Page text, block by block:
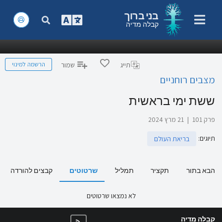
בני ברוך
קבלה מדיה
תייג שמור הרשמה למינוי
מצבים רוחניים
ששת ימי בראשית
פרק 101 | 21 מרץ 2024
תיוגים: בריאת העולם
הבא בתור תקציר תמליל שרטוטים קבצים להורדה
לא נמצאו שרטוטים
קבלה מדיה